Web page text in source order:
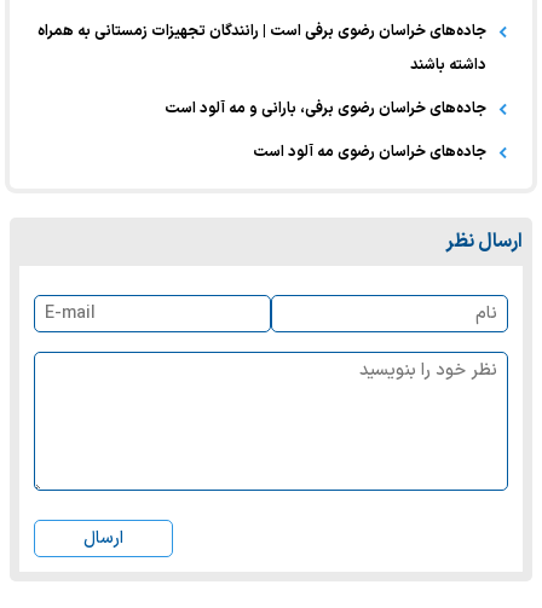
جاده‌های خراسان رضوی برفی است | رانندگان تجهیزات زمستانی به همراه
داشته باشند
جاده‌های خراسان رضوی برفی، بارانی و مه آلود است
جاده‌های خراسان رضوی مه آلود است
ارسال نظر
ارسال